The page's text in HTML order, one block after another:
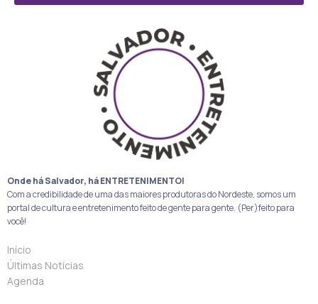
Onde há Salvador, há ENTRETENIMENTO!
Com a credibilidade de uma das maiores produtoras do Nordeste, somos um
portal de cultura e entretenimento feito de gente para gente. (Per)feito para
você!
Início
Últimas Notícias
Agenda